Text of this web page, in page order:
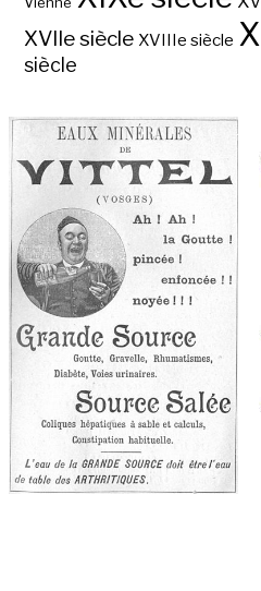
XVIIe siècle XVIIIe siècle
siècle